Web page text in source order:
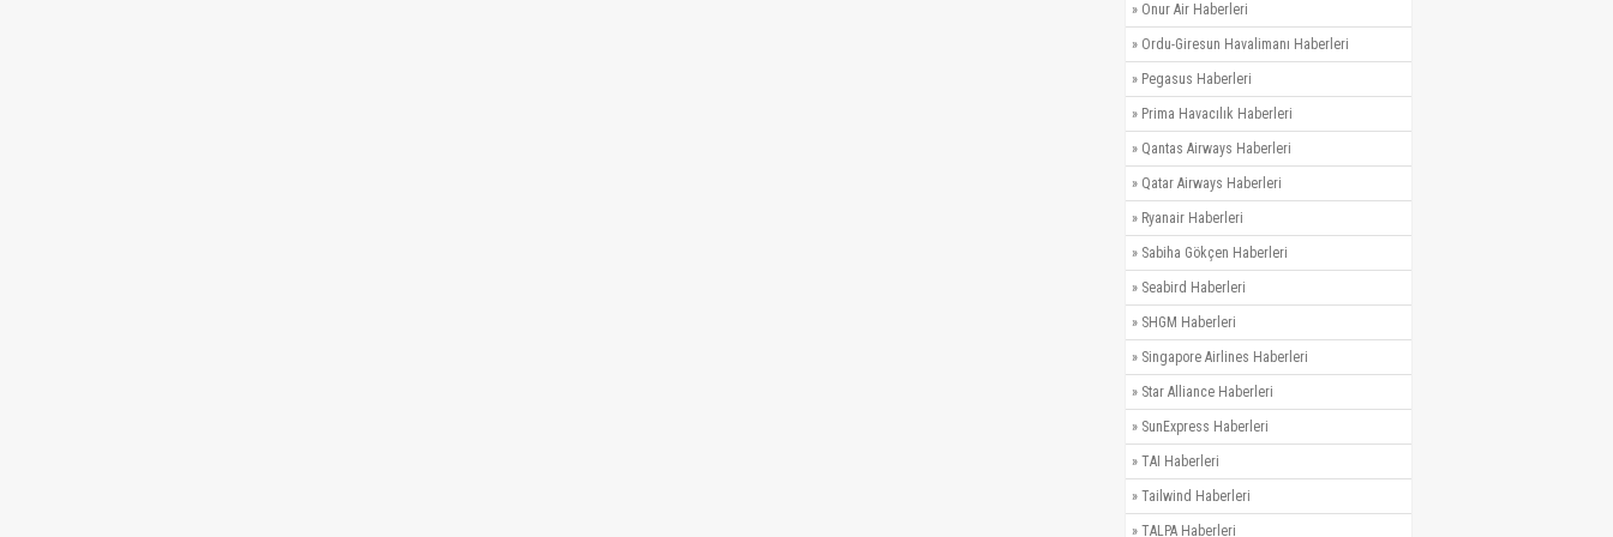
» Onur Air Haberleri
» Ordu-Giresun Havalimanı Haberleri
» Pegasus Haberleri
» Prima Havacılık Haberleri
» Qantas Airways Haberleri
» Qatar Airways Haberleri
» Ryanair Haberleri
» Sabiha Gökçen Haberleri
» Seabird Haberleri
» SHGM Haberleri
» Singapore Airlines Haberleri
» Star Alliance Haberleri
» SunExpress Haberleri
» TAI Haberleri
» Tailwind Haberleri
» TALPA Haberleri